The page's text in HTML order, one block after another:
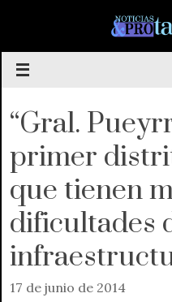
contenido
“Gral.
primer
que tienen
dificultades
17 de junio de 2014